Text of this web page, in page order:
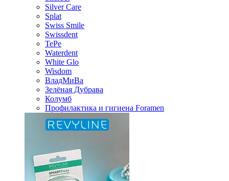
Silver Care
Splat
Swiss Smile
Swissdent
TePe
Waterdent
White Glo
Wisdom
ВладМиВа
Зелёная Дубрава
Колумб
Профилактика и гигиена Foramen